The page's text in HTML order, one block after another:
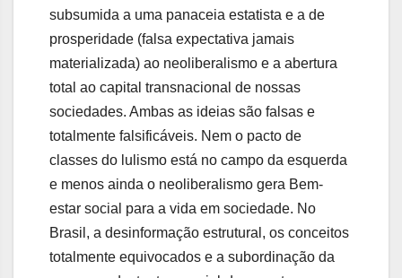
subsumida a uma panaceia estatista e a de
prosperidade (falsa expectativa jamais
materializada) ao neoliberalismo e a abertura
total ao capital transnacional de nossas
sociedades. Ambas as ideias são falsas e
totalmente falsificáveis. Nem o pacto de
classes do lulismo está no campo da esquerda
e menos ainda o neoliberalismo gera Bem-
estar social para a vida em sociedade. No
Brasil, a desinformação estrutural, os conceitos
totalmente equivocados e a subordinação da